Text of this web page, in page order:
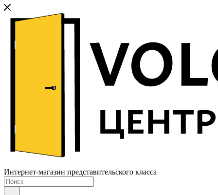
Интернет-магазин представительского класса